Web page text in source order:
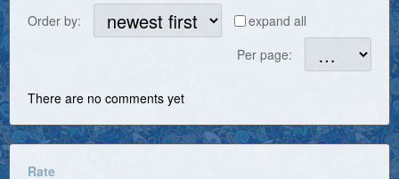
Order by:
expand all
Per page:
There are no comments yet
Rate